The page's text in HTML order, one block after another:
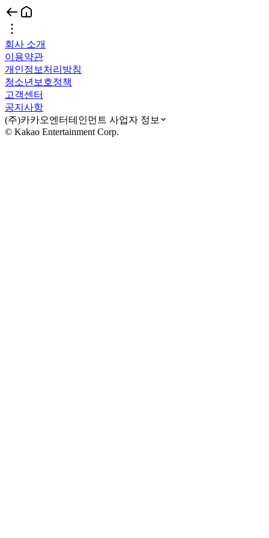
회사 소개
이용약관
개인정보처리방침
청소년보호정책
고객센터
공지사항
(주)카카오엔터테인먼트 사업자 정보
© Kakao Entertainment Corp.